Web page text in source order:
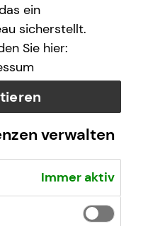
Datenschutz
gelesen
dass mich tecis bzw.
von tecis aufgrund
dürfen. Diese
ein
sicherstellt.
Sie hier:
verwalten
Immer aktiv